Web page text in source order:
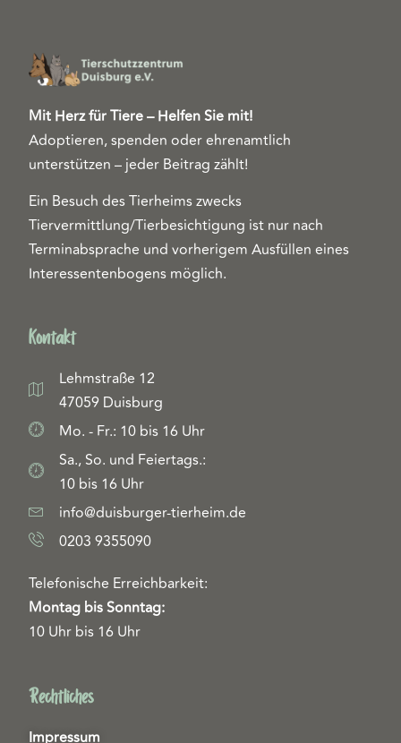
Mit Herz für Tiere – Helfen Sie mit!
Adoptieren, spenden oder ehrenamtlich
unterstützen – jeder Beitrag zählt!
Ein Besuch des Tierheims zwecks
Tiervermittlung/Tierbesichtigung ist nur nach
Terminabsprache und vorherigem Ausfüllen eines
Interessentenbogens möglich.
Kontakt
Lehmstraße 12
47059 Duisburg
Mo. - Fr.: 10 bis 16 Uhr
Sa., So. und Feiertags.:
10 bis 16 Uhr
info@duisburger-tierheim.de
0203 9355090
Telefonische Erreichbarkeit:
Montag bis Sonntag:
10 Uhr bis 16 Uhr
Rechtliches
Impressum